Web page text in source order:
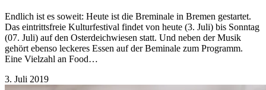
Endlich ist es soweit: Heute ist die Breminale in Bremen gestartet.
Das eintrittsfreie Kulturfestival findet von heute (3. Juli) bis Sonntag
(07. Juli) auf den Osterdeichwiesen statt. Und neben der Musik
gehört ebenso leckeres Essen auf der Beminale zum Programm.
Eine Vielzahl an Food…
3. Juli 2019